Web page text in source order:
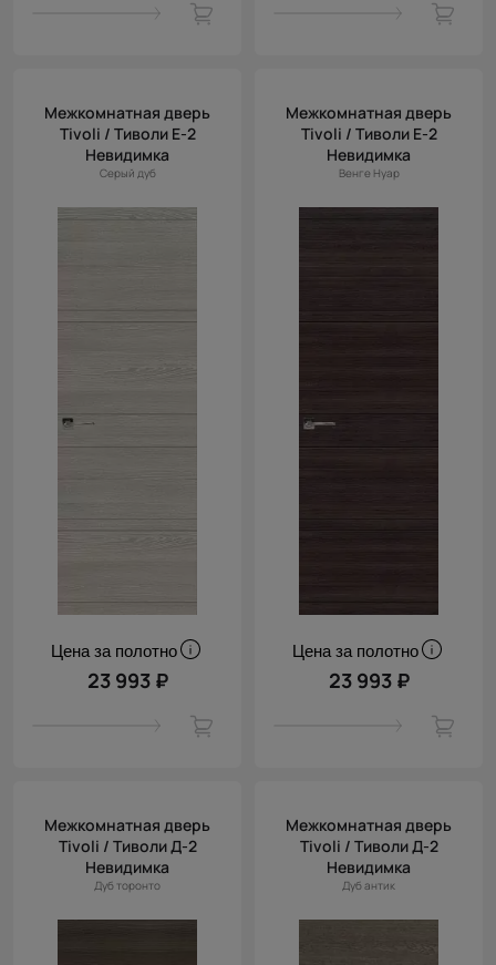
Межкомнатная дверь
Tivoli / Тиволи Е-2
Невидимка
Серый дуб
Цена за полотно
23 993 ₽
Межкомнатная дверь
Tivoli / Тиволи Е-2
Невидимка
Венге Нуар
Цена за полотно
23 993 ₽
Межкомнатная дверь
Tivoli / Тиволи Д-2
Невидимка
Дуб торонто
Межкомнатная дверь
Tivoli / Тиволи Д-2
Невидимка
Дуб антик